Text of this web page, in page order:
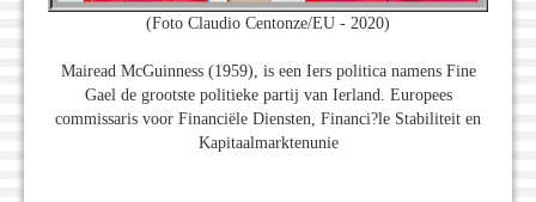
(Foto Claudio Centonze/EU - 2020)
Mairead McGuinness (1959), is een Iers politica namens Fine
Gael de grootste politieke partij van Ierland. Europees
commissaris voor Financiële Diensten, Financi?le Stabiliteit en
Kapitaalmarktenunie